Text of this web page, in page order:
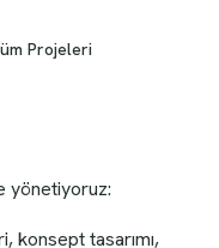
Projeleri
yönetiyoruz:
konsept tasarımı,